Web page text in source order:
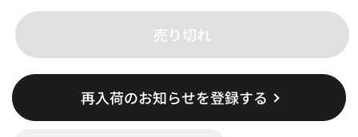
売り切れ
再入荷のお知らせを登録する